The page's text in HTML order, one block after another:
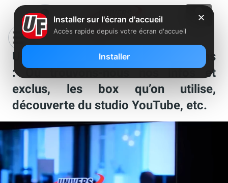
U-FAQ , les réponses à vos questions
: Où trouvons-nous nos infos et
exclus, les box qu’on utilise,
découverte du studio YouTube, etc.
✕
Installer sur l'écran d'accueil
Accès rapide depuis votre écran d'accueil
Installer